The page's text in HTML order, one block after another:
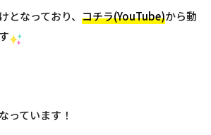
となっており、 コチラ(YouTube)から動
っています！